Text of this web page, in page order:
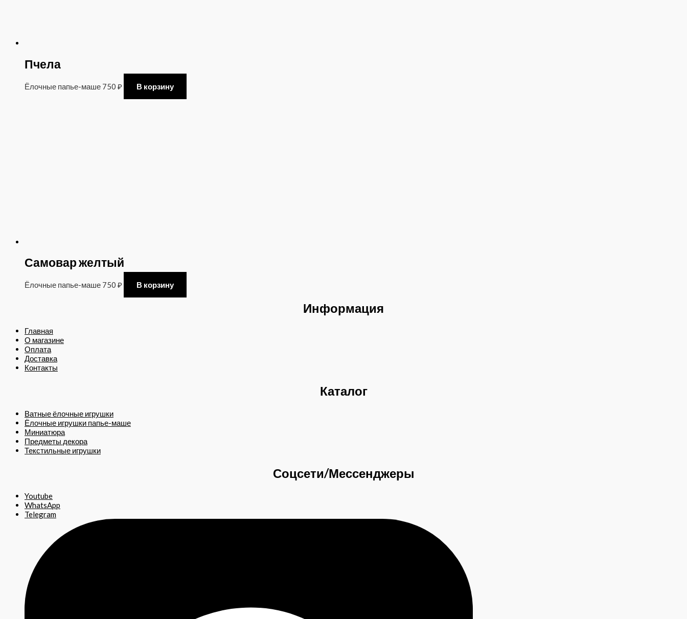
Пчела
Ёлочные папье-маше 750 ₽ В корзину
Самовар желтый
Ёлочные папье-маше 750 ₽ В корзину
Информация
Главная
О магазине
Оплата
Доставка
Контакты
Каталог
Ватные ёлочные игрушки
Ёлочные игрушки папье-маше
Миниатюра
Предметы декора
Текстильные игрушки
Соцсети/Мессенджеры
Youtube
WhatsApp
Telegram